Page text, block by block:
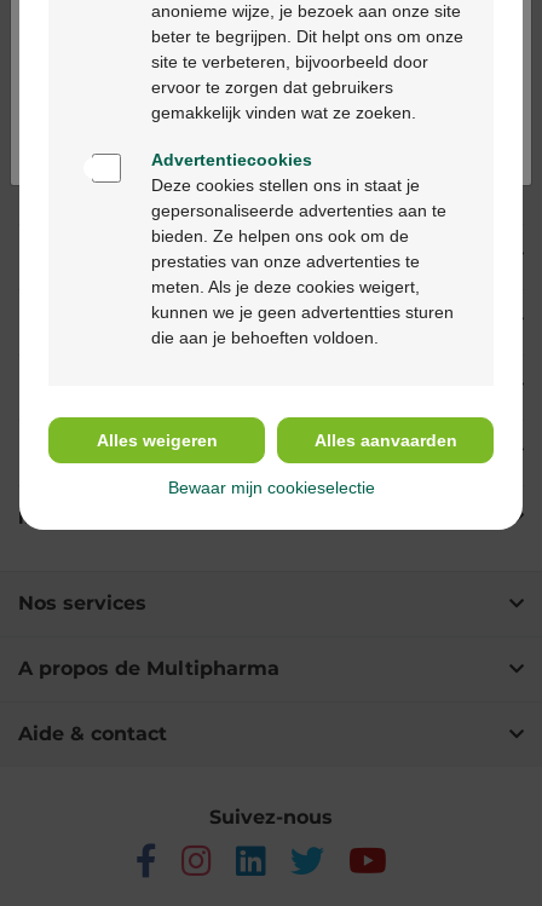
gratuitedans votre pharmacie Multipharma
Livraison à domicilegratuite à partir de 55 €
sécurisé
Service clientèlepar chat ouformulaire de contact
Description du produit
Usage
Ingrédients
Nos services
A propos de Multipharma
Aide & contact
Suivez-nous
Ga verder in het nederlands
Continuez en français
anonieme wijze, je bezoek aan onze site
beter te begrijpen. Dit helpt ons om onze
site te verbeteren, bijvoorbeeld door
ervoor te zorgen dat gebruikers
gemakkelijk vinden wat ze zoeken.
Advertentiecookies
Deze cookies stellen ons in staat je
gepersonaliseerde advertenties aan te
bieden. Ze helpen ons ook om de
prestaties van onze advertenties te
meten. Als je deze cookies weigert,
kunnen we je geen advertentties sturen
die aan je behoeften voldoen.
Alles weigeren Alles aanvaarden
Bewaar mijn cookieselectie